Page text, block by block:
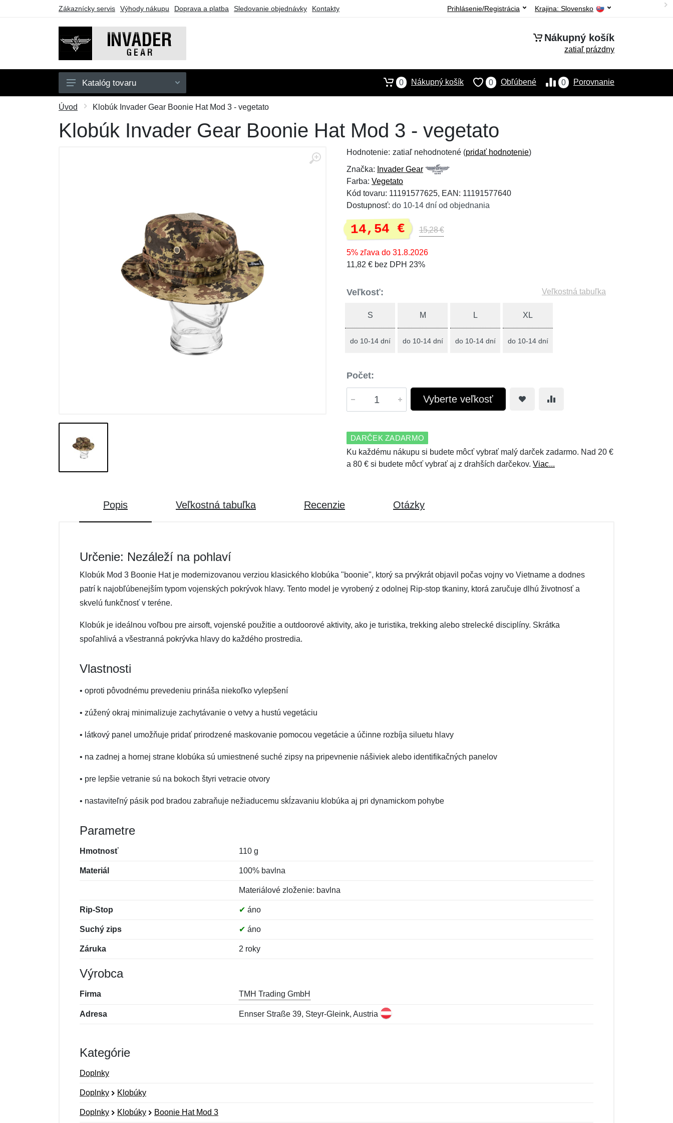
Zákaznícky servis Výhody nákupu Doprava a platba Sledovanie objednávky Kontakty Krajina: Slovensko
Prihlásenie/Registrácia
Nákupný košík
zatiaľ prázdny
Pánske
Doplnky
Katalóg tovaru 0 Porovnanie
0 Obľúbené
0 Nákupný košík
Úvod Klobúk Invader Gear Boonie Hat Mod 3 - vegetato
Klobúk Invader Gear Boonie Hat Mod 3 - vegetato
Hodnotenie: zatiaľ nehodnotené (pridať hodnotenie)
Značka: Invader Gear
Farba: Vegetato
Kód tovaru: 11191577625, EAN: 11191577640
Dostupnosť: do 10-14 dní od objednania
14,54 € 15,28 €
5% zľava do 31.8.2026
11,82 € bez DPH 23%
Veľkosť: Veľkostná tabuľka
S
do 10-14 dní
M
do 10-14 dní
L
do 10-14 dní
XL
do 10-14 dní
Počet:
Vyberte veľkosť
DARČEK ZADARMO
Ku každému nákupu si budete môcť vybrať malý darček zadarmo. Nad 20 €
a 80 € si budete môcť vybrať aj z drahších darčekov. Viac...
Popis Veľkostná tabuľka Recenzie Otázky
Určenie: Nezáleží na pohlaví
Klobúk Mod 3 Boonie Hat je modernizovanou verziou klasického klobúka "boonie", ktorý sa prvýkrát objavil počas vojny vo Vietname a dodnes
patrí k najobľúbenejším typom vojenských pokrývok hlavy. Tento model je vyrobený z odolnej Rip-stop tkaniny, ktorá zaručuje dlhú životnosť a
skvelú funkčnosť v teréne.
Klobúk je ideálnou voľbou pre airsoft, vojenské použitie a outdoorové aktivity, ako je turistika, trekking alebo strelecké disciplíny. Skrátka
spoľahlivá a všestranná pokrývka hlavy do každého prostredia.
Vlastnosti
• oproti pôvodnému prevedeniu prináša niekoľko vylepšení
• zúžený okraj minimalizuje zachytávanie o vetvy a hustú vegetáciu
• látkový panel umožňuje pridať prirodzené maskovanie pomocou vegetácie a účinne rozbíja siluetu hlavy
• na zadnej a hornej strane klobúka sú umiestnené suché zipsy na pripevnenie nášiviek alebo identifikačných panelov
• pre lepšie vetranie sú na bokoch štyri vetracie otvory
• nastaviteľný pásik pod bradou zabraňuje nežiaducemu skĺzavaniu klobúka aj pri dynamickom pohybe
Parametre
Hmotnosť 110 g
Materiál 100% bavlna
Materiálové zloženie: bavlna
Rip-Stop ✔ áno
Suchý zips ✔ áno
Záruka 2 roky
Výrobca
Firma TMH Trading GmbH
Adresa Ennser Straße 39, Steyr-Gleink, Austria
Kategórie
Doplnky
Doplnky Klobúky
Doplnky Klobúky Boonie Hat Mod 3